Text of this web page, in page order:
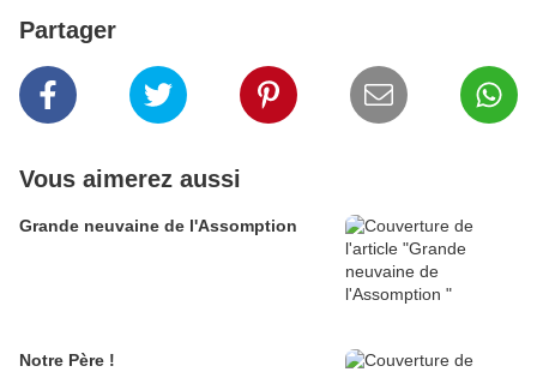
Partager
Vous aimerez aussi
Grande neuvaine de l'Assomption
Notre Père !